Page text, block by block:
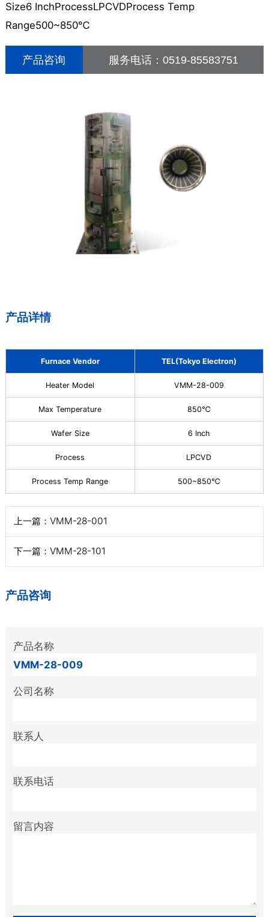
Size6 InchProcessLPCVDProcess Temp
Range500~850℃
产品咨询 服务电话： 0519-85583751
产品详情
Furnace Vendor TEL(Tokyo Electron)
Heater Model VMM-28-009
Max Temperature 850℃
Wafer Size 6 Inch
Process LPCVD
Process Temp Range 500~850℃
上一篇： VMM-28-001
下一篇： VMM-28-101
产品咨询
产品名称
公司名称
联系人
联系电话
留言内容